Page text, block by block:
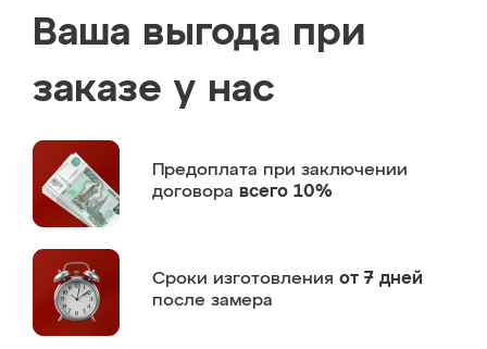
Ваша выгода при
заказе у нас
Предоплата при заключении
договора всего 10%
Сроки изготовления от 7 дней
после замера